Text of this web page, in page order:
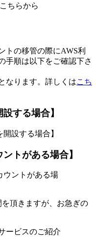
ちらから
トの移管の際にAWS利
手順は以下をご確認下さ
なります。詳しくはこち
する場合】
トがある場合】
頂きますが、お急ぎの
ービスのご紹介